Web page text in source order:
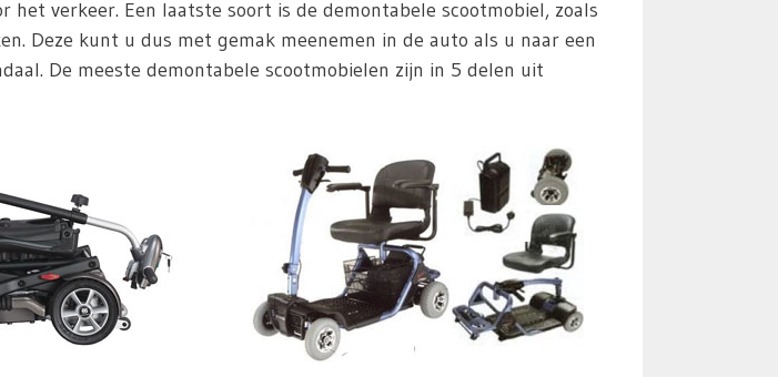
het verkeer. Een laatste soort is de demontabele scootmobiel, zoals
Deze kunt u dus met gemak meenemen in de auto als u naar een
De meeste demontabele scootmobielen zijn in 5 delen uit